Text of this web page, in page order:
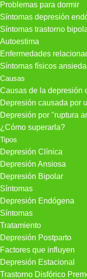
Problemas para dormir
Síntomas depresión
Síntomas trastorno
Autoestima
Enfermedades
Síntomas físicos
Causas
Causas de la depresión
Depresión causada por
Depresión por "ruptura
¿Cómo superarla?
Tipos
Depresión Clínica
Depresión Ansiosa
Depresión Bipolar
Síntomas
Depresión Endógena
Síntomas
Tratamiento
Depresión Postparto
Factores que influyen
Depresión Estacional
Trastorno Disfórico